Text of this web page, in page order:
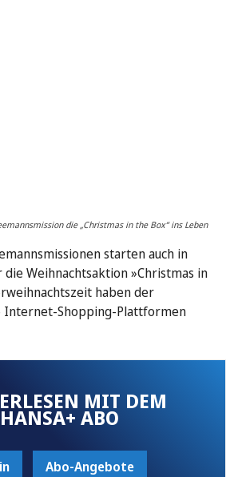
die „Christmas in the Box“ ins Leben
starten auch in
die Weihnachtsaktion »Christmas in
haben der
Internet-Shopping-Plattformen
MIT DEM
HANSA+ ABO
Abo-Angebote